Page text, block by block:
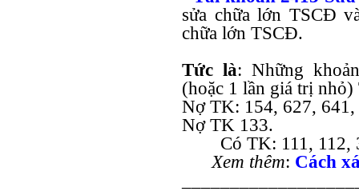
sửa chữa lớn TSCĐ
chữa lớn TSCĐ.
Tức là: Những
(hoặc 1 lần giá trị
Nợ TK: 154, 627, 641,
Nợ TK 133.
Có TK: 111, 112,
Xem thêm: Cách